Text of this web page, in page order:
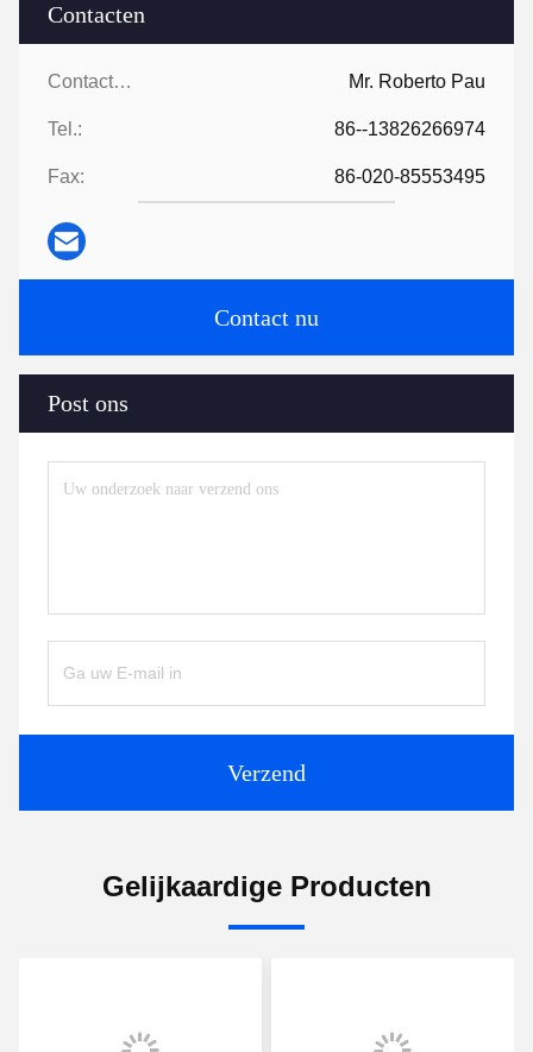
Contacten
Contacten: Mr. Roberto Pau
Tel.: 86--13826266974
Fax: 86-020-85553495
Contact nu
Post ons
Verzend
Gelijkaardige Producten